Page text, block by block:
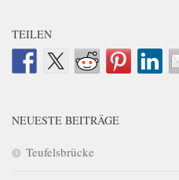
TEILEN
NEUESTE BEITRÄGE
Teufelsbrücke